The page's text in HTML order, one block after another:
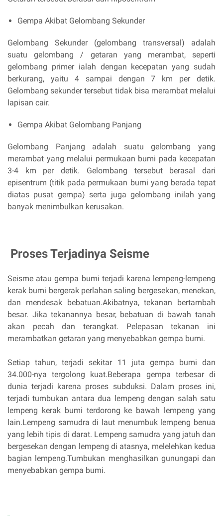
Gempa Akibat Gelombang Sekunder
Gelombang Sekunder (gelombang transversal) adalah
suatu gelombang / getaran yang merambat, seperti
gelombang primer ialah dengan kecepatan yang sudah
berkurang, yaitu 4 sampai dengan 7 km per detik.
Gelombang sekunder tersebut tidak bisa merambat melalui
lapisan cair.
Gempa Akibat Gelombang Panjang
Gelombang Panjang adalah suatu gelombang yang
merambat yang melalui permukaan bumi pada kecepatan
3-4 km per detik. Gelombang tersebut berasal dari
episentrum (titik pada permukaan bumi yang berada tepat
diatas pusat gempa) serta juga gelombang inilah yang
banyak menimbulkan kerusakan.
Proses Terjadinya Seisme
Seisme atau gempa bumi terjadi karena lempeng-lempeng
kerak bumi bergerak perlahan saling bergesekan, menekan,
dan mendesak bebatuan.Akibatnya, tekanan bertambah
besar. Jika tekanannya besar, bebatuan di bawah tanah
akan pecah dan terangkat. Pelepasan tekanan ini
merambatkan getaran yang menyebabkan gempa bumi.
Setiap tahun, terjadi sekitar 11 juta gempa bumi dan
34.000-nya tergolong kuat.Beberapa gempa terbesar di
dunia terjadi karena proses subduksi. Dalam proses ini,
terjadi tumbukan antara dua lempeng dengan salah satu
lempeng kerak bumi terdorong ke bawah lempeng yang
lain.Lempeng samudra di laut menumbuk lempeng benua
yang lebih tipis di darat. Lempeng samudra yang jatuh dan
bergesekan dengan lempeng di atasnya, melelehkan kedua
bagian lempeng.Tumbukan menghasilkan gunungapi dan
menyebabkan gempa bumi.